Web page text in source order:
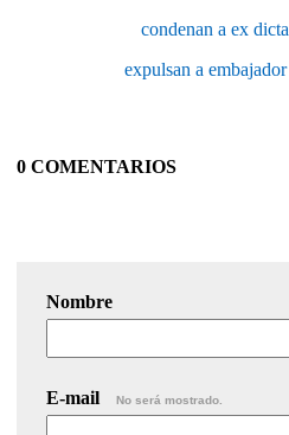
condenan a ex
expulsan a
0 COMENTARIOS
Nombre
E-mail No será mostrado.